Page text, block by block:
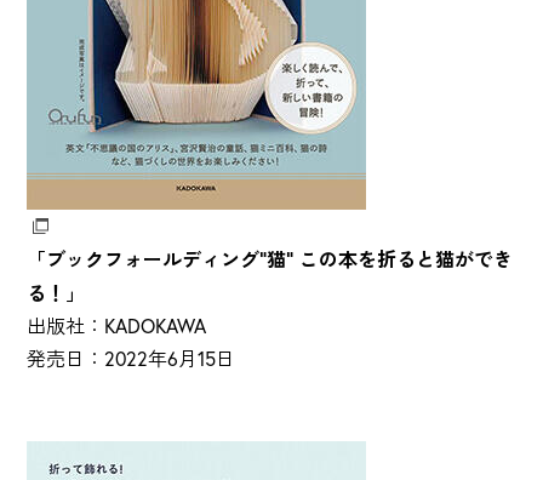
「ブックフォールディング"猫" この本を折ると猫ができ
る！」
出版社：KADOKAWA
発売日：2022年6月15日